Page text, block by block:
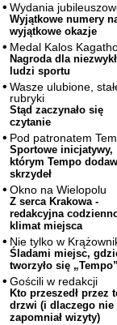
Wydania
Wyjątkowe numery
wyjątkowe okazje
Medal Kalos
Nagroda dla
ludzi sportu
Wasze ulubione,
rubryki
Stąd zaczynało się
czytanie
Pod patronatem
Sportowe inicjatywy,
którym Tempo
skrzydeł
Okno na Wielopolu
Z serca Krakowa -
redakcyjna
klimat miejsca
Nie tylko w
Śladami miejsc,
tworzyło się „Tempo”
Gościli w redakcji
Kto przeszedł przez
drzwi (i dlaczego nie
zapomniał wizyty)